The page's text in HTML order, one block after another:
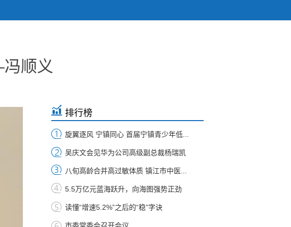
顺义
排行榜
旋翼逐风 宁镇同心 首届宁镇青少年低...
吴庆文会见华为公司高级副总裁杨瑞凯
八旬高龄合并高过敏体质 镇江市中医...
5.5万亿元蓝海跃升，向海图强势正劲
读懂“增速5.2%”之后的“稳”字诀